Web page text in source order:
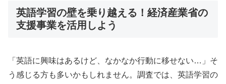
英語学習の壁を乗り越える！経済産業省の
支援事業を活用しよう
「英語に興味はあるけど、なかなか行動に移せない…」そ
う感じる方も多いかもしれません。調査では、英語学習の